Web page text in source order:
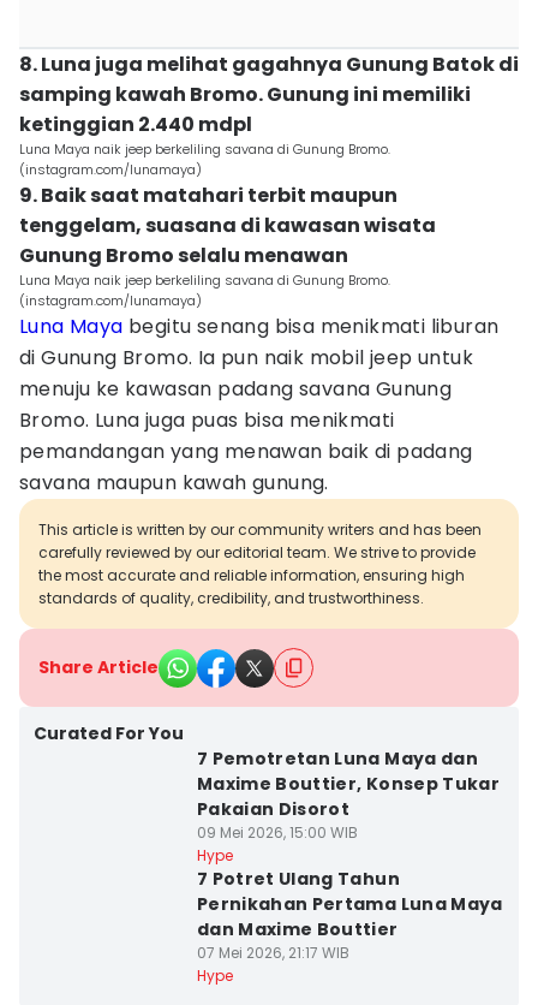
8. Luna juga melihat gagahnya Gunung Batok di
samping kawah Bromo. Gunung ini memiliki
ketinggian 2.440 mdpl
Luna Maya naik jeep berkeliling savana di Gunung Bromo.
(instagram.com/lunamaya)
9. Baik saat matahari terbit maupun
tenggelam, suasana di kawasan wisata
Gunung Bromo selalu menawan
Luna Maya naik jeep berkeliling savana di Gunung Bromo.
(instagram.com/lunamaya)
Luna Maya begitu senang bisa menikmati liburan
di Gunung Bromo. Ia pun naik mobil jeep untuk
menuju ke kawasan padang savana Gunung
Bromo. Luna juga puas bisa menikmati
pemandangan yang menawan baik di padang
savana maupun kawah gunung.
This article is written by our community writers and has been
carefully reviewed by our editorial team. We strive to provide
the most accurate and reliable information, ensuring high
standards of quality, credibility, and trustworthiness.
Share Article
Curated For You
7 Pemotretan Luna Maya dan
Maxime Bouttier, Konsep Tukar
Pakaian Disorot
09 Mei 2026, 15:00 WIB
Hype
7 Potret Ulang Tahun
Pernikahan Pertama Luna Maya
dan Maxime Bouttier
07 Mei 2026, 21:17 WIB
Hype